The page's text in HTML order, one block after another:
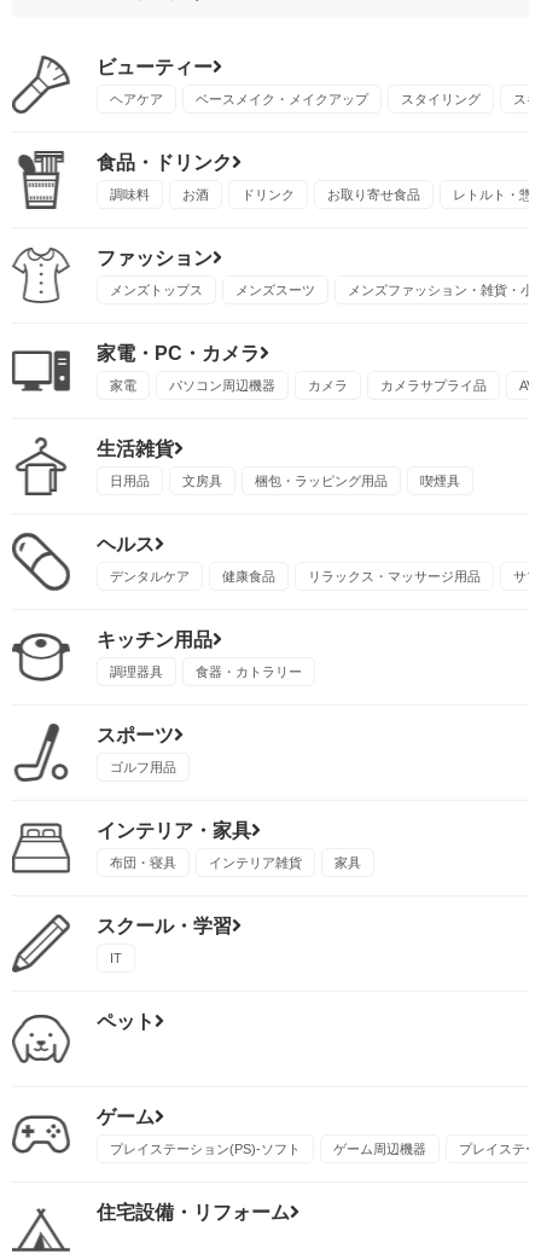
ビューティー
ヘアケア ベースメイク・メイクアップ スタイリング ス
食品・ドリンク
調味料 お酒 ドリンク お取り寄せ食品 レトルト・惣
ファッション
メンズトップス メンズスーツ メンズファッション・雑貨・小
家電・PC・カメラ
家電 パソコン周辺機器 カメラ カメラサプライ品 AV
生活雑貨
日用品 文房具 梱包・ラッピング用品 喫煙具
ヘルス
デンタルケア 健康食品 リラックス・マッサージ用品 サ
キッチン用品
調理器具 食器・カトラリー
スポーツ
ゴルフ用品
インテリア・家具
布団・寝具 インテリア雑貨 家具
スクール・学習
IT
ペット
ゲーム
プレイステーション(PS)-ソフト ゲーム周辺機器 プレイステ
住宅設備・リフォーム